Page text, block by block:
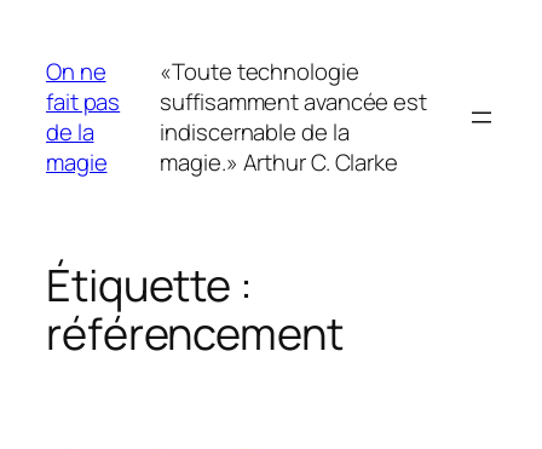
contenu
On ne
fait pas
de la
magie
«Toute technologie
suffisamment avancée est
indiscernable de la
magie.» Arthur C. Clarke
Étiquette :
référencement